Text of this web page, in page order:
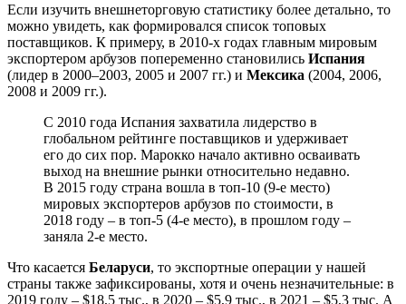
Если изучить внешнеторговую статистику более детально, то
можно увидеть, как формировался список топовых
поставщиков. К примеру, в 2010-х годах главным мировым
экспортером арбузов попеременно становились Испания
(лидер в 2000–2003, 2005 и 2007 гг.) и Мексика (2004, 2006,
2008 и 2009 гг.).
С 2010 года Испания захватила лидерство в
глобальном рейтинге поставщиков и удерживает
его до сих пор. Марокко начало активно осваивать
выход на внешние рынки относительно недавно.
В 2015 году страна вошла в топ-10 (9-е место)
мировых экспортеров арбузов по стоимости, в
2018 году – в топ-5 (4-е место), в прошлом году –
заняла 2-е место.
Что касается Беларуси, то экспортные операции у нашей
страны также зафиксированы, хотя и очень незначительные: в
2019 году – $18,5 тыс., в 2020 – $5,9 тыс., в 2021 – $5,3 тыс. А